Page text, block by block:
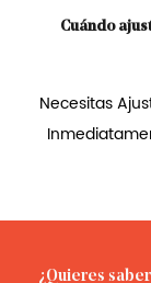
Cuándo
Necesitas
¿Quieres